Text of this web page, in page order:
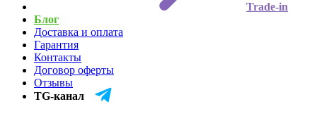
Trade-in
Блог
Доставка и оплата
Гарантия
Контакты
Договор оферты
Отзывы
TG-канал